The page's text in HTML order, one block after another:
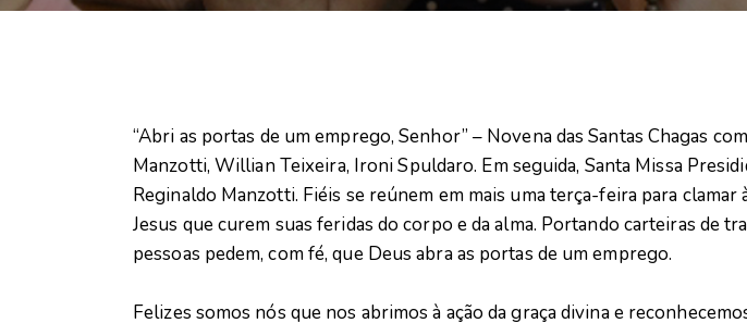
“Abri as portas de um emprego, Senhor” – Novena das Santas Chagas
Manzotti, Willian Teixeira, Ironi Spuldaro. Em seguida, Santa Missa
Reginaldo Manzotti. Fiéis se reúnem em mais uma terça-feira para clamar
Jesus que curem suas feridas do corpo e da alma. Portando carteiras de
pessoas pedem, com fé, que Deus abra as portas de um emprego.
Felizes somos nós que nos abrimos à ação da graça divina e